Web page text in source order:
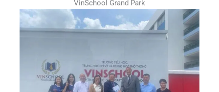
VinSchool Grand Park